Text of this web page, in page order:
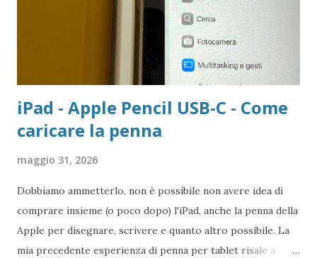
iPad - Apple Pencil USB-C - Come
caricare la penna
maggio 31, 2026
Dobbiamo ammetterlo, non è possibile non avere idea di
comprare insieme (o poco dopo) l'iPad, anche la penna della
Apple per disegnare, scrivere e quanto altro possibile. La
mia precedente esperienza di penna per tablet risale a